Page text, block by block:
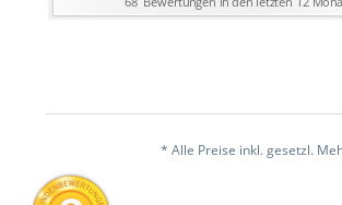
* Alle Preise inkl. gesetzl.